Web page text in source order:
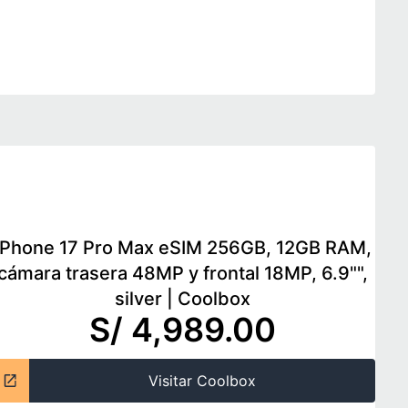
17 Pro Max eSIM 256GB, 12GB RAM,
trasera 48MP y frontal 18MP, 6.9"",
silver
Coolbox
S/ 4,989.00
Visitar Coolbox